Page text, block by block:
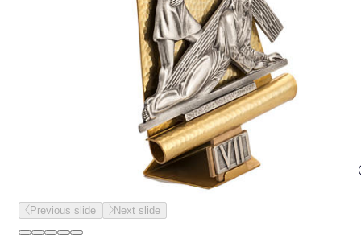
Previous slide Next slide